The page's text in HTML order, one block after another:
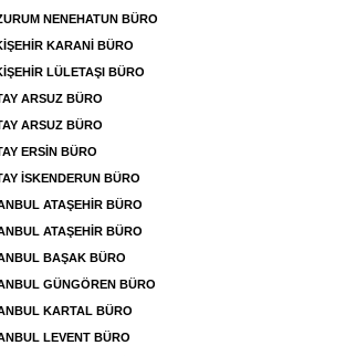
NENEHATUN BÜRO
KARANİ BÜRO
LÜLETAŞI BÜRO
ARSUZ BÜRO
ARSUZ BÜRO
ERSİN BÜRO
İSKENDERUN BÜRO
ATAŞEHİR BÜRO
ATAŞEHİR BÜRO
BAŞAK BÜRO
GÜNGÖREN BÜRO
KARTAL BÜRO
LEVENT BÜRO